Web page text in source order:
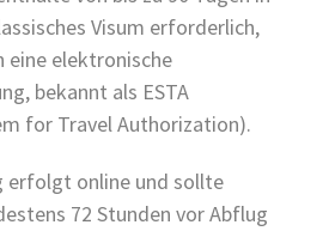
Visum erforderlich,
eine elektronische
bekannt als ESTA
for Travel Authorization).
erfolgt online und sollte
72 Stunden vor Abflug